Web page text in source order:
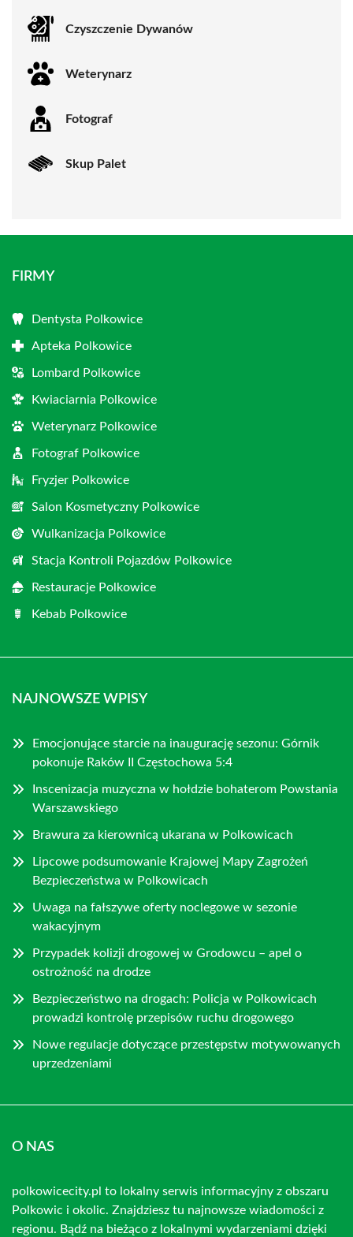
Czyszczenie Dywanów
Weterynarz
Fotograf
Skup Palet
FIRMY
Dentysta Polkowice
Apteka Polkowice
Lombard Polkowice
Kwiaciarnia Polkowice
Weterynarz Polkowice
Fotograf Polkowice
Fryzjer Polkowice
Salon Kosmetyczny Polkowice
Wulkanizacja Polkowice
Stacja Kontroli Pojazdów Polkowice
Restauracje Polkowice
Kebab Polkowice
NAJNOWSZE WPISY
Emocjonujące starcie na inaugurację sezonu: Górnik
pokonuje Raków II Częstochowa 5:4
Inscenizacja muzyczna w hołdzie bohaterom Powstania
Warszawskiego
Brawura za kierownicą ukarana w Polkowicach
Lipcowe podsumowanie Krajowej Mapy Zagrożeń
Bezpieczeństwa w Polkowicach
Uwaga na fałszywe oferty noclegowe w sezonie
wakacyjnym
Przypadek kolizji drogowej w Grodowcu – apel o
ostrożność na drodze
Bezpieczeństwo na drogach: Policja w Polkowicach
prowadzi kontrolę przepisów ruchu drogowego
Nowe regulacje dotyczące przestępstw motywowanych
uprzedzeniami
O NAS
polkowicecity.pl to lokalny serwis informacyjny z obszaru
Polkowic i okolic. Znajdziesz tu najnowsze wiadomości z
regionu. Bądź na bieżąco z lokalnymi wydarzeniami dzięki